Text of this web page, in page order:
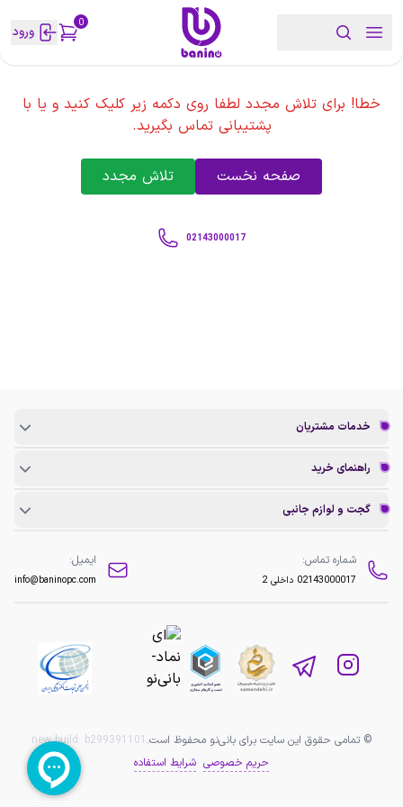
0 ورود
خطا! برای تلاش مجدد لطفا روی دکمه زیر کلیک کنید و یا با
پشتیبانی تماس بگیرید.
صفحه نخست تلاش مجدد
02143000017
خدمات مشتریان
راهنمای خرید
گجت و لوازم جانبی
شماره تماس:
02143000017 داخلی 2
ایمیل:
info@baninopc.com
© تمامی حقوق این سایت برای بانی‌نو محفوظ است. new build: b299391101
حریم خصوصی شرایط استفاده